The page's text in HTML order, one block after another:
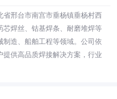
邢台市南宫市垂杨镇垂杨村西
芯焊丝、钴基焊条、耐磨堆焊等
造、船舶工程等领域。公司依
供高品质焊接解决方案，行业